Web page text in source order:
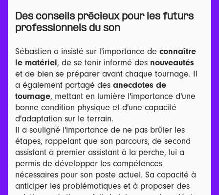
Des conseils précieux pour les futurs
professionnels du son
Sébastien a insisté sur l'importance deconnaître
le matériel, de se tenir informé des nouveautés
et de bien se préparer avant chaque tournage. Il
a également partagé desanecdotes de
tournage, mettant en lumière l'importance d'une
bonne condition physique et d'une capacité
d'adaptation sur le terrain.
Il a souligné l'importance de ne pas brûler les
étapes, rappelant que son parcours, de second
assistant à premier assistant à la perche, lui a
permis de développer les compétences
nécessaires pour son poste actuel. Sa capacité à
anticiper les problématiques et à proposer des